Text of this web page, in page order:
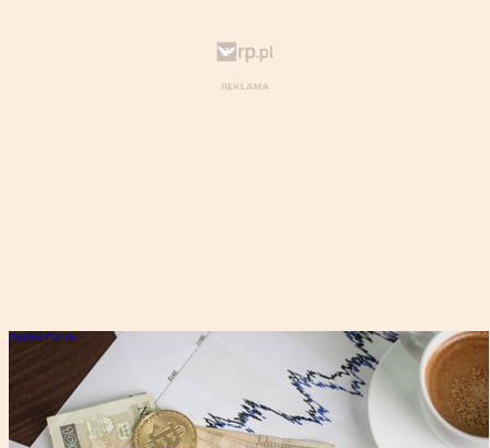
INWESTYCJE
Rzeczywistość wymusza zmiany. Projekt
ustawy o kryptowalutach już na finiszu